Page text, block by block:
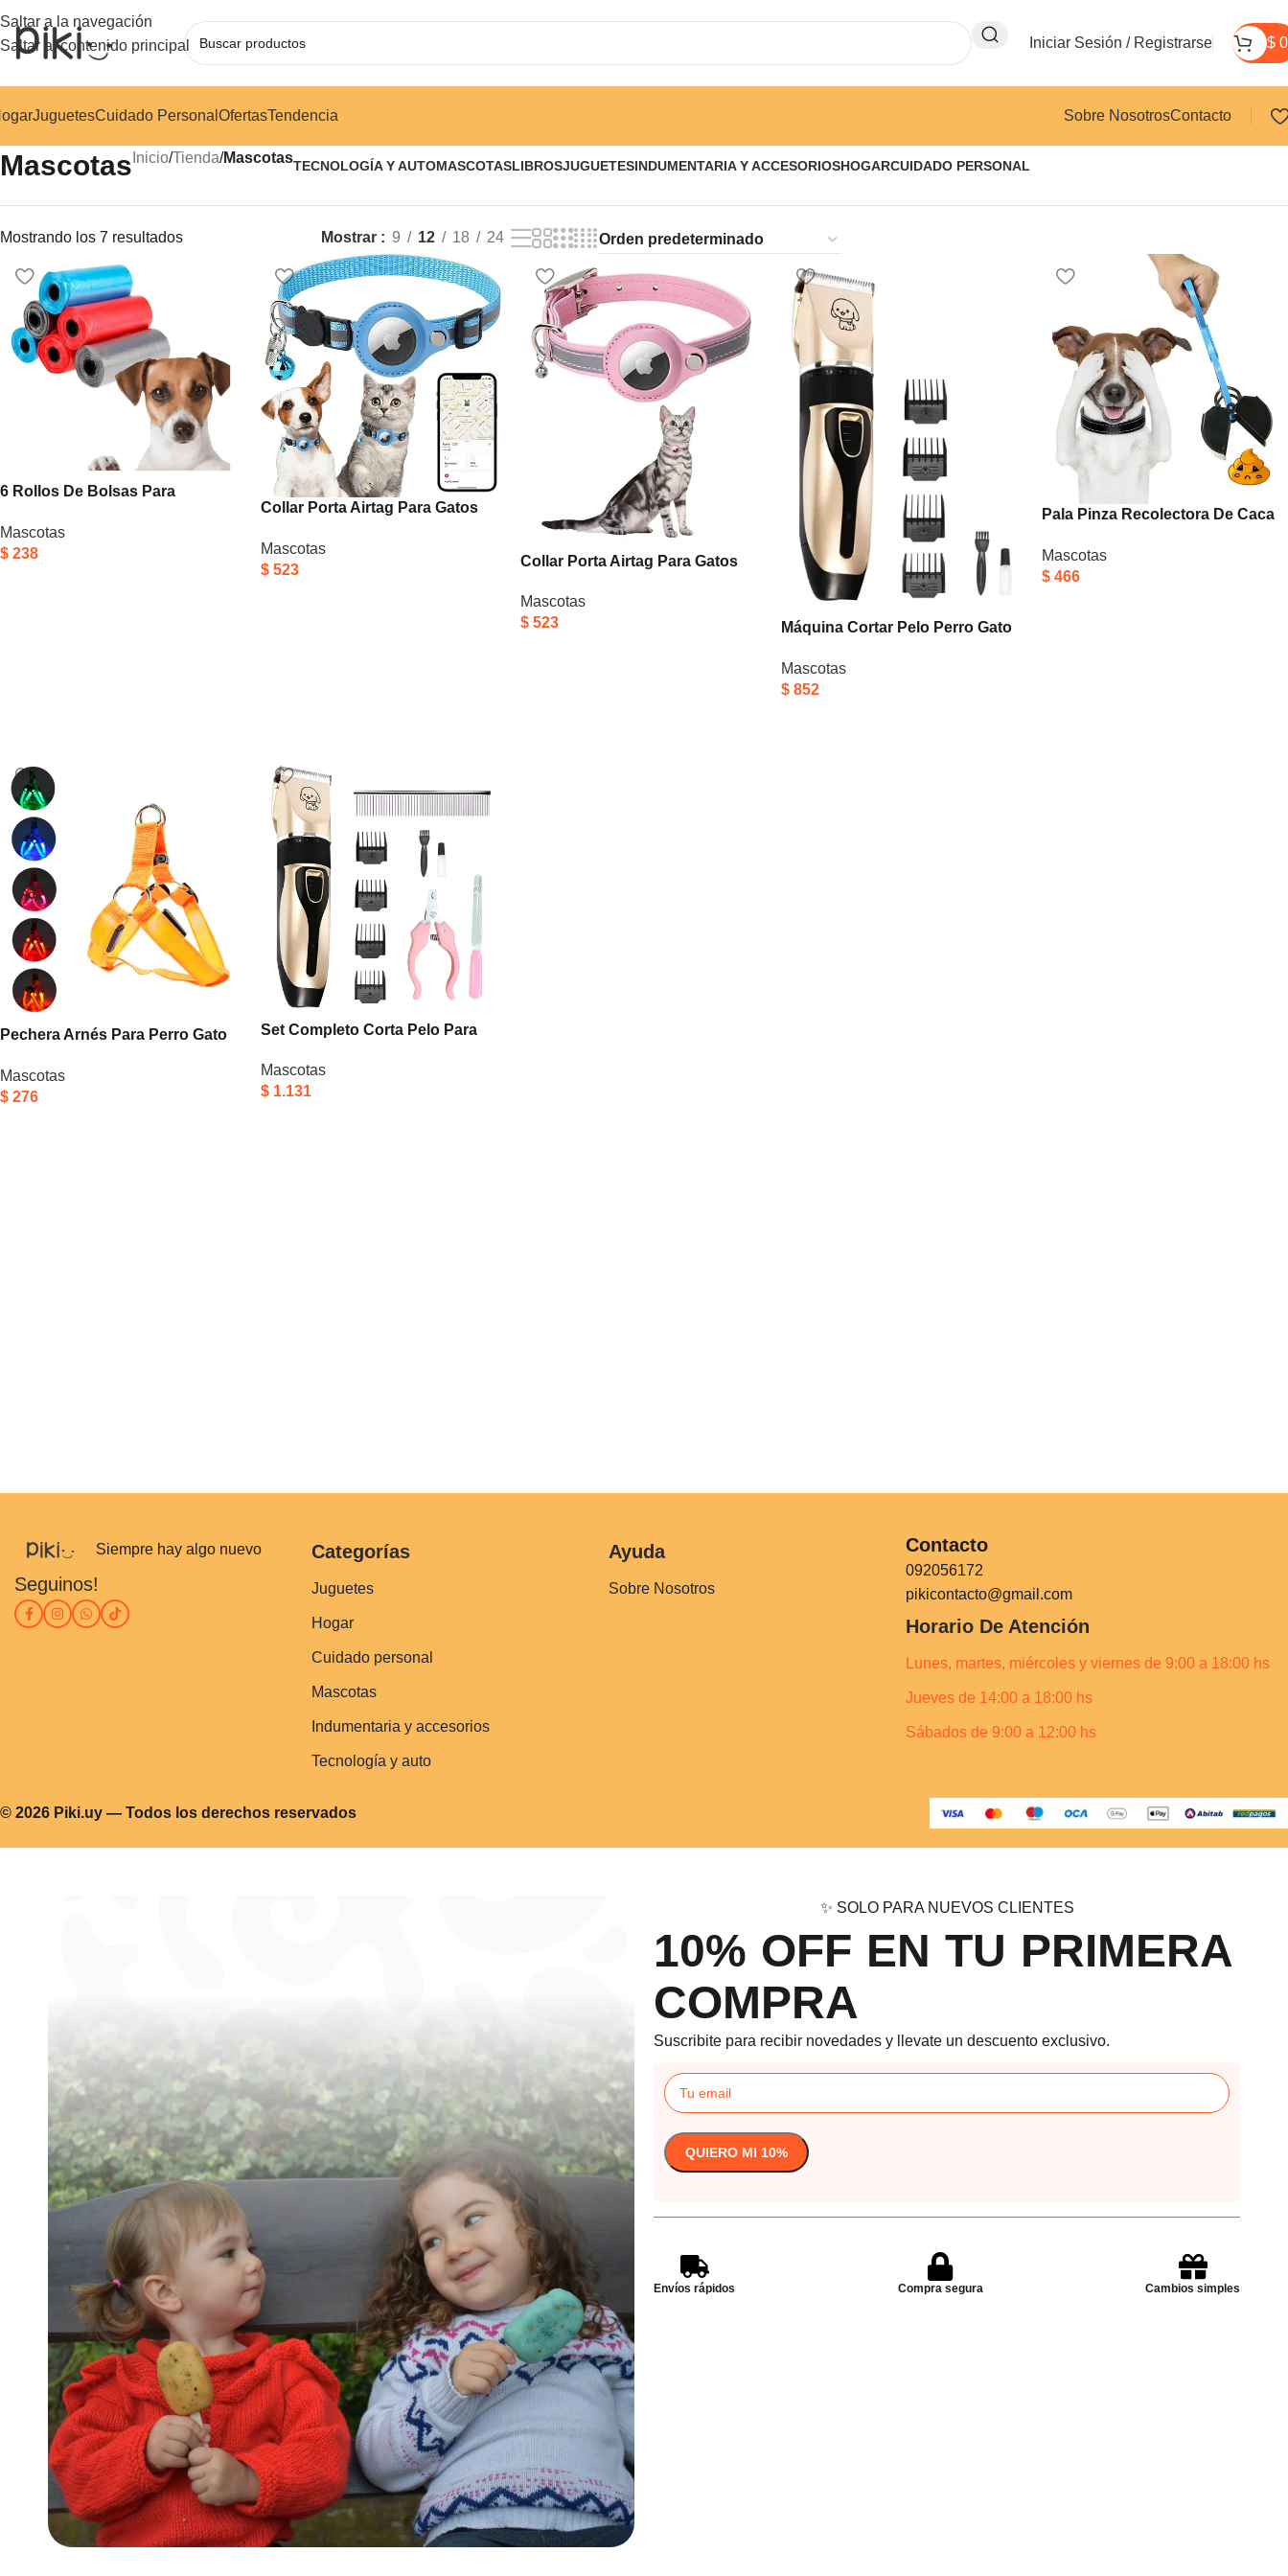
Saltar a la navegación
Saltar al contenido principal
Iniciar Sesión / Registrarse $ 0
JuguetesCuidado Personal OfertasTendencia Sobre NosotrosContacto
Mascotas Inicio/Tienda/MascotasTECNOLOGÍA Y AUTOMASCOTASLIBROSJUGUETESINDUMENTARIA Y ACCESORIOSHOGARCUIDADO PERSONAL
Mostrando los 7 resultados Mostrar 9 12 18 24
6 Rollos De Bolsas Para
Negro
Mascotas
$ 238
Collar Porta Airtag Para Gatos
Celeste
Mascotas
$523
Collar Porta Airtag Para Gatos
Mascotas
$ 523
Máquina Cortar Pelo Perro Gato
Dorado Y Negro
Mascotas
$ 852
Pala Pinza Recolectora De Caca
Celeste
Mascotas
$466
Pechera Arnés Para Perro Gato
Nocturna Naranja L Pechera
Mascotas
$ 276
Set Completo Corta Pelo Para
Negro Y Dorado
Mascotas
$1.131
Siempre hay algo nuevo
Seguinos!
Categorías
Juguetes
Hogar
Cuidado personal
Mascotas
Indumentaria y accesorios
Tecnología y auto
Ayuda
Sobre Nosotros
Contacto
092056172
pikicontacto@gmail.com
Horario De Atención
Lunes, martes, miércoles y viernes de 9:00 a 18:00 hs
Jueves de 14:00 a 18:00 hs
Sábados de 9:00 a 12:00 hs
© 2026 Piki.uy — Todos los derechos reservados
✨ SOLO PARA NUEVOS CLIENTES
10% OFF EN TU PRIMERA
COMPRA
Suscribite para recibir novedades y llevate un descuento exclusivo.
Envíos rápidos Compra segura Cambios simples